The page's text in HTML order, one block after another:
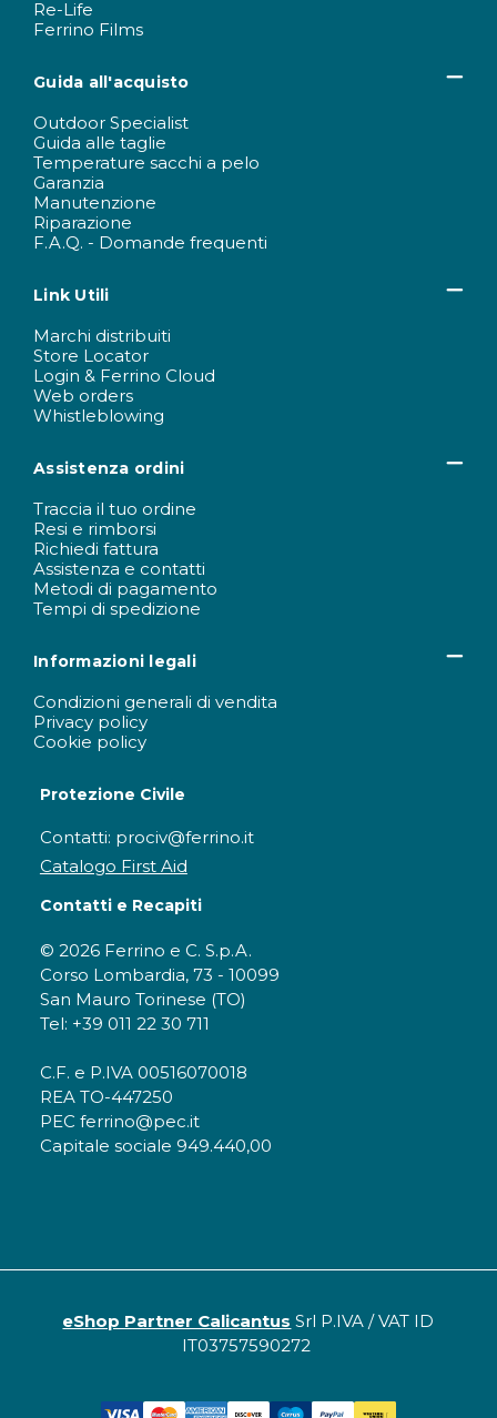
Re-Life
Ferrino Films
Guida all'acquisto
Outdoor Specialist
Guida alle taglie
Temperature sacchi a pelo
Garanzia
Manutenzione
Riparazione
F.A.Q. - Domande frequenti
Link Utili
Marchi distribuiti
Store Locator
Login & Ferrino Cloud
Web orders
Whistleblowing
Assistenza ordini
Traccia il tuo ordine
Resi e rimborsi
Richiedi fattura
Assistenza e contatti
Metodi di pagamento
Tempi di spedizione
Informazioni legali
Condizioni generali di vendita
Privacy policy
Cookie policy
Protezione Civile
Contatti: prociv@ferrino.it
Catalogo First Aid
Contatti e Recapiti
© 2026 Ferrino e C. S.p.A.
Corso Lombardia, 73 - 10099
San Mauro Torinese (TO)
Tel: +39 011 22 30 711
C.F. e P.IVA 00516070018
REA TO-447250
PEC ferrino@pec.it
Capitale sociale 949.440,00
eShop Partner Calicantus Srl P.IVA / VAT ID
IT03757590272